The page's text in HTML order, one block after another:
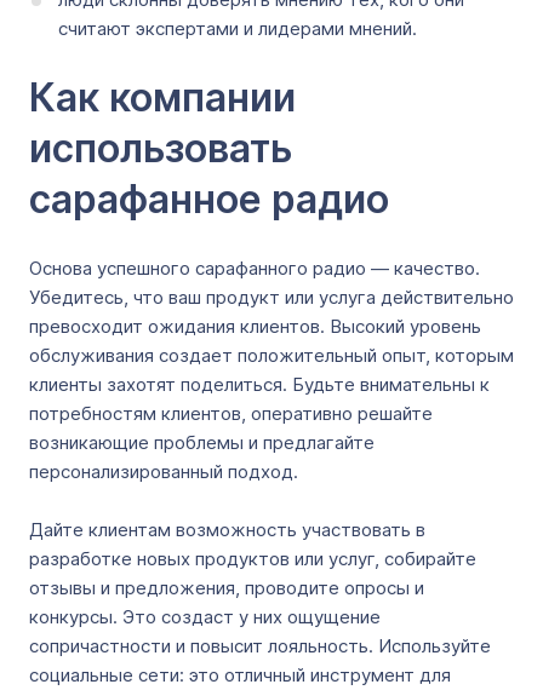
считают экспертами и лидерами мнений.
Как компании
использовать
сарафанное радио
Основа успешного сарафанного радио — качество.
Убедитесь, что ваш продукт или услуга действительно
превосходит ожидания клиентов. Высокий уровень
обслуживания создает положительный опыт, которым
клиенты захотят поделиться. Будьте внимательны к
потребностям клиентов, оперативно решайте
возникающие проблемы и предлагайте
персонализированный подход.
Дайте клиентам возможность участвовать в
разработке новых продуктов или услуг, собирайте
отзывы и предложения, проводите опросы и
конкурсы. Это создаст у них ощущение
сопричастности и повысит лояльность. Используйте
социальные сети: это отличный инструмент для